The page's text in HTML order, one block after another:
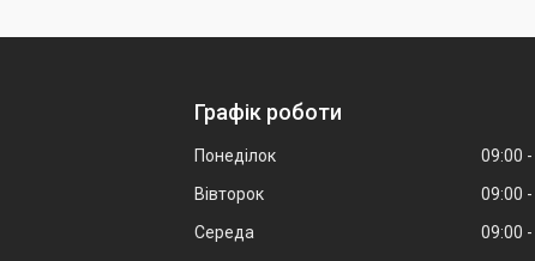
Графік роботи
Понеділок 09:00
Вівторок
09:00
Середа
09:00